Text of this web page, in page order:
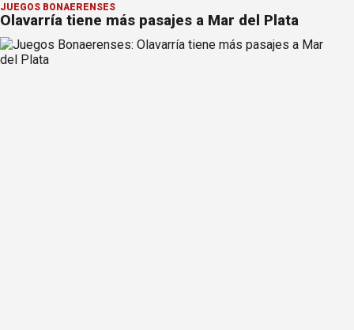
JUEGOS BONAERENSES
Olavarría tiene más pasajes a Mar del Plata